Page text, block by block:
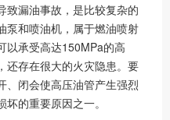
致漏油事故，是比较复杂的
泵和喷油机，属于燃油喷射
以承受高达150MPa的高
还存在很大的火灾隐患。要
、闭会使高压油管产生强烈
的重要原因之一。